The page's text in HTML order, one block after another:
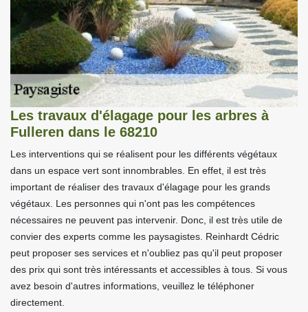
Les travaux d'élagage pour les arbres à
Fulleren dans le 68210
Les interventions qui se réalisent pour les différents végétaux
dans un espace vert sont innombrables. En effet, il est très
important de réaliser des travaux d'élagage pour les grands
végétaux. Les personnes qui n'ont pas les compétences
nécessaires ne peuvent pas intervenir. Donc, il est très utile de
convier des experts comme les paysagistes. Reinhardt Cédric
peut proposer ses services et n'oubliez pas qu'il peut proposer
des prix qui sont très intéressants et accessibles à tous. Si vous
avez besoin d'autres informations, veuillez le téléphoner
directement.